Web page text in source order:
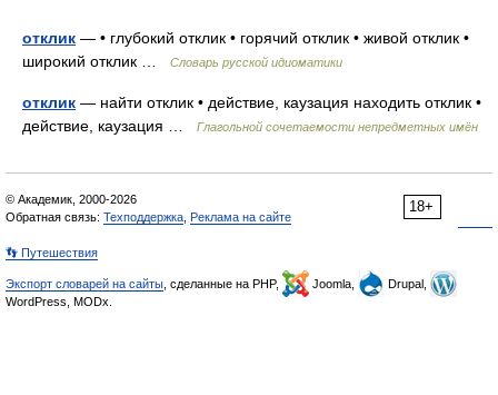
отклик — • глубокий отклик • горячий отклик • живой отклик •
широкий отклик …
Словарь русской идиоматики
отклик — найти отклик • действие, каузация находить отклик •
действие, каузация …
Глагольной сочетаемости непредметных имён
18+
© Академик, 2000-2026
Обратная связь: Техподдержка Реклама на сайте
👣 Путешествия
Экспорт словарей на сайты , сделанные на PHP, Joomla,
Drupal,
WordPress, MODx.